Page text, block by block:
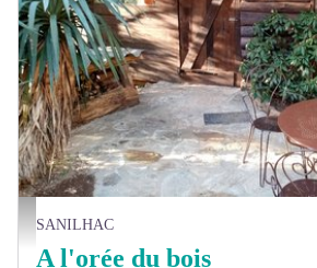
Cabane - Denis Armbruster
SANILHAC
A l'orée du bois